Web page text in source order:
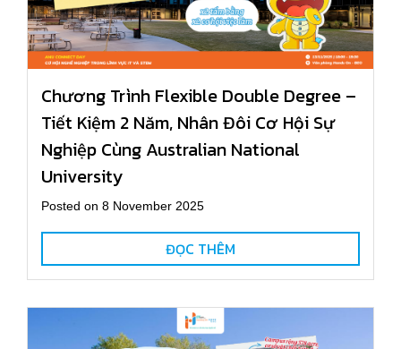
Chương Trình Flexible Double Degree –
Tiết Kiệm 2 Năm, Nhân Đôi Cơ Hội Sự
Nghiệp Cùng Australian National
University
Posted on 8 November 2025
ĐỌC THÊM